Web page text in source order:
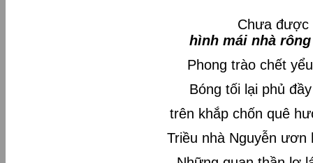
Chưa được
hình mái nhà rông
Phong trào chết yểu
Bóng tối lại phủ đầy
trên khắp chốn quê
Triều nhà Nguyễn ươn